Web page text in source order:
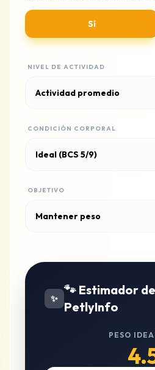
Sí
NIVEL DE ACTIVIDAD
CONDICIÓN CORPORAL
OBJETIVO
✨
🐾 Estimador
PetlyInfo
PESO